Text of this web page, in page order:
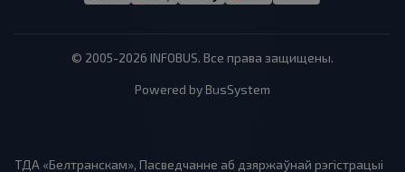
© 2005-2026 INFOBUS. Все права защищены.
Powered by BusSystem
ТДА «Белтранскам», Пасведчанне аб дзяржаўнай рэгістрацыі